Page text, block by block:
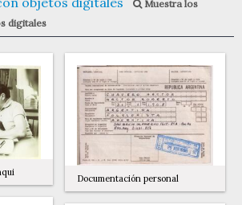
Muestra los
digitales
Documentación personal